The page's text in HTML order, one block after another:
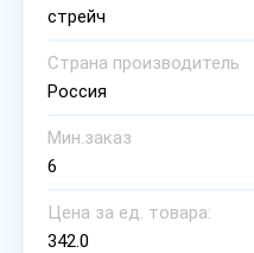
стрейч
Страна производитель
Россия
Мин.заказ
6
Цена за ед. товара:
342.0